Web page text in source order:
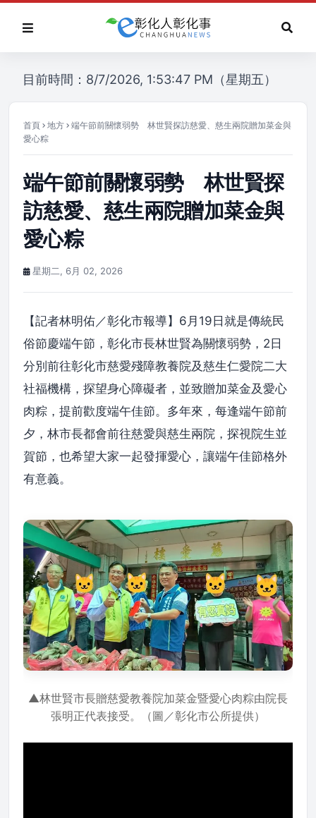
目前時間：8/7/2026, 1:53:47 PM（星期五）
首頁 地方
端午節前關懷弱勢 林世賢探訪慈愛、慈生兩院贈加菜金與
愛心粽
端午節前關懷弱勢 林世賢探
訪慈愛、慈生兩院贈加菜金與
愛心粽
星期二, 6月 02, 2026
【記者林明佑／彰化市報導】6月19日就是傳統民
俗節慶端午節，彰化市長林世賢為關懷弱勢，2日
分別前往彰化市慈愛殘障教養院及慈生仁愛院二大
社福機構，探望身心障礙者，並致贈加菜金及愛心
肉粽，提前歡度端午佳節。多年來，每逢端午節前
夕，林市長都會前往慈愛與慈生兩院，探視院生並
賀節，也希望大家一起發揮愛心，讓端午佳節格外
有意義。
▲林世賢市長贈慈愛教養院加菜金暨愛心肉粽由院長
張明正代表接受。（圖／彰化市公所提供）